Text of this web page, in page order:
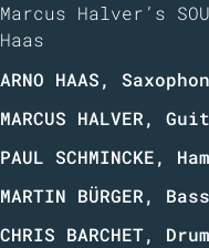
Marcus Halver’s
Haas
ARNO HAAS,
MARCUS HALVER,
PAUL SCHMINCKE,
MARTIN BÜRGER, Bass
CHRIS BARCHET,